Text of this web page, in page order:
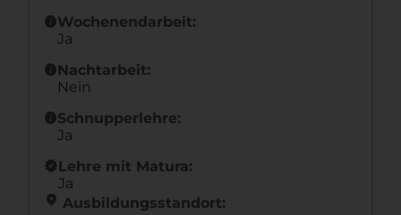
infoWochenendarbeit:
Ja
infoNachtarbeit:
Nein
infoSchnupperlehre:
Ja
new_releasesLehre mit Matura:
Ja
location_on Ausbildungsstandort: